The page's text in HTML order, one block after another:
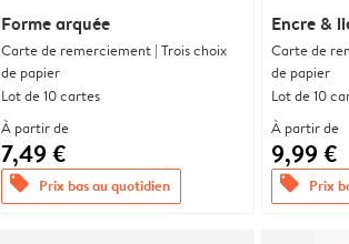
Forme arquée
Carte de remerciement | Trois choix
de papier
Lot de 10 cartes
À partir de
7,49 €
offers Prix bas au quotidien
Encre &
Carte de
de papier
Lot de 10
À partir de
9,99 €
offers Prix